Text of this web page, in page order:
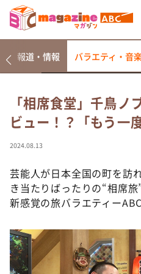
なるみ・岡村の過ぎるTV
相席食堂
～人生密着トークバラエ
て真剣です
探偵！ナイトスクープ
news おかえり
河合＆A.B.C-Z塚田×福
（news おかえり）
報道・情報 バラエティ・音
「相席食堂」千鳥ノ
ビュー！？「もう一
2024.08.13
芸能人が日本全国の町を訪
き当たりばったりの“相席
新感覚の旅バラエティー